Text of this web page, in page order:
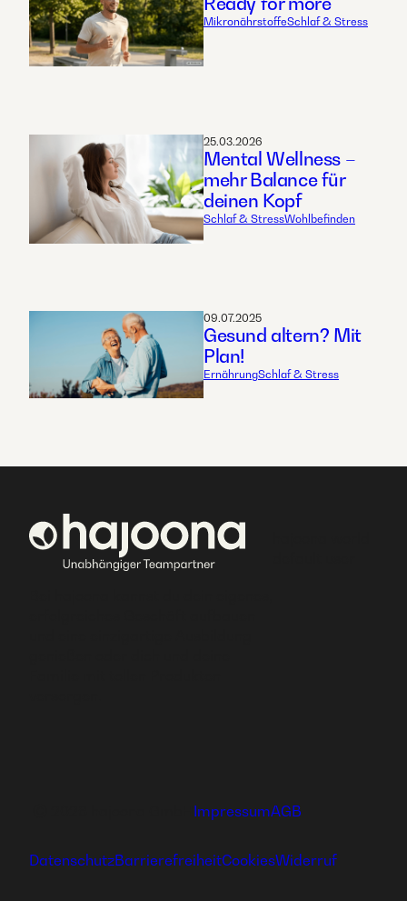
MikronährstoffeSchlaf & Stress
25.03.2026
Mental Wellness –
mehr Balance für
deinen Kopf
Schlaf & StressWohlbefinden
09.07.2025
Gesund altern? Mit
Plan!
ErnährungSchlaf & Stress
ImpressumAGB
DatenschutzBarrierefreiheitCookiesWiderruf